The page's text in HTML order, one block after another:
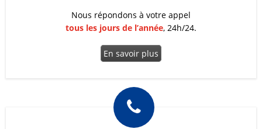
Nous répondons à votre appel
tous les jours de l’année, 24h/24.
En savoir plus
